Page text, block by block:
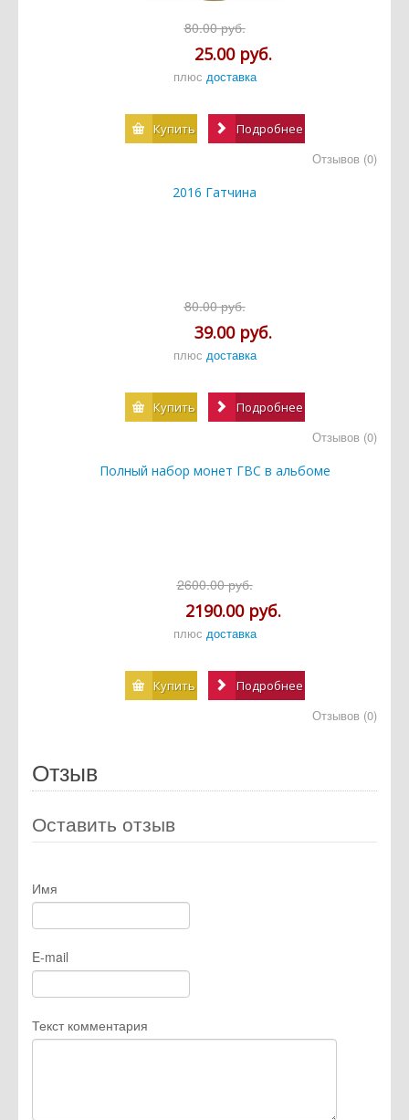
80.00 руб.
25.00 руб.
плюс доставка
Купить Подробнее
Отзывов (0)
2016 Гатчина
80.00 руб.
39.00 руб.
плюс доставка
Купить Подробнее
Отзывов (0)
Полный набор монет ГВС в альбоме
2600.00 руб.
2190.00 руб.
плюс доставка
Купить Подробнее
Отзывов (0)
Отзыв
Оставить отзыв
Имя
E-mail
Текст комментария